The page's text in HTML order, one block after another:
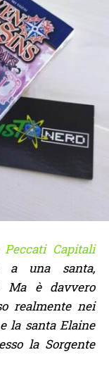
Peccati Capitali
a una santa,
Ma è davvero
realmente nei
la santa Elaine
la Sorgente